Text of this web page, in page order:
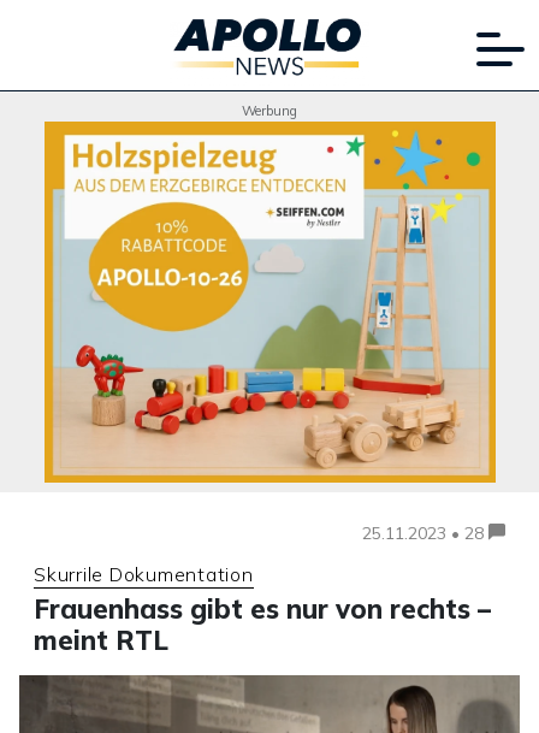
Werbung
25.11.2023 • 28
Skurrile Dokumentation
Frauenhass gibt es nur von rechts –
meint RTL